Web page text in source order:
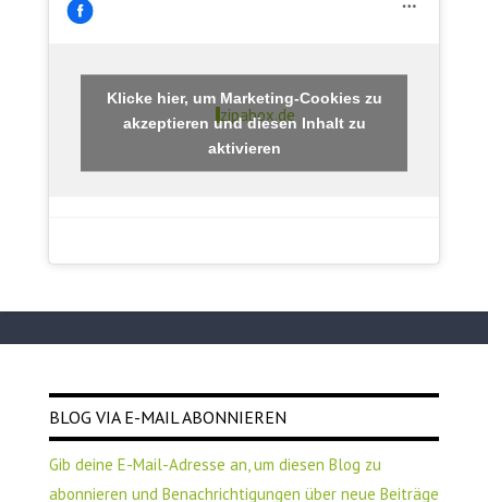
zipabox.de
Klicke hier, um Marketing-Cookies zu
akzeptieren und diesen Inhalt zu
aktivieren
BLOG VIA E-MAIL ABONNIEREN
Gib deine E-Mail-Adresse an, um diesen Blog zu
abonnieren und Benachrichtigungen über neue Beiträge